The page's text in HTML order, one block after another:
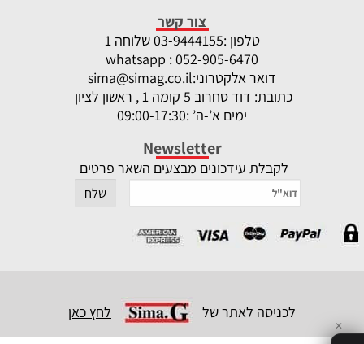
צור קשר
טלפון :
03-9444155 שלוחה 1
whatsapp : 052-905-6470
דואר אלקטרוני:sima@simag.co.il
כתובת: דוד סחרוב 5 קומה 1 , ראשון לציון
ימים א’-ה’ :09:00-17:30
Newsletter
לקבלת עידכונים מבצעים השאר פרטים
לכניסה לאתר של לחץ כאן
✕